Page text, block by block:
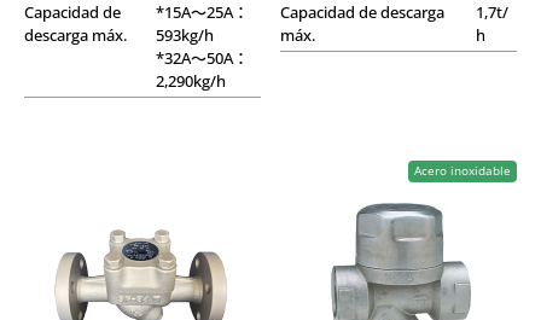
Capacidad de
descarga máx.
*15A～25A：
593kg/h
*32A～50A：
2,290kg/h
Capacidad de descarga
máx.
1,7t/
h
Acero inoxidable